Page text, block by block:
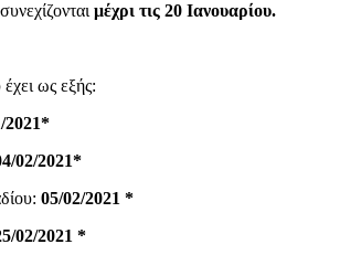
μέχρι τις 20 Ιανουαρίου.
ως εξής:
2021*
02/2021*
05/02/2021 *
02/2021 *